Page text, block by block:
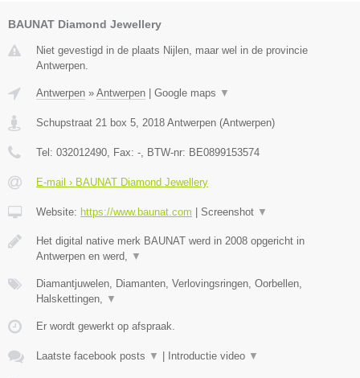
BAUNAT Diamond Jewellery
Niet gevestigd in de plaats Nijlen, maar wel in de provincie
Antwerpen.
Antwerpen » Antwerpen Google maps ▼
Schupstraat 21 box 5, 2018 Antwerpen (Antwerpen)
Tel: 032012490, Fax: -, BTW-nr: BE0899153574
E-mail › BAUNAT Diamond Jewellery
Website: https://www.baunat.com Screenshot ▼
Het digital native merk BAUNAT werd in 2008 opgericht in
Antwerpen en werd, ▼
Diamantjuwelen, Diamanten, Verlovingsringen, Oorbellen,
Halskettingen, ▼
Er wordt gewerkt op afspraak.
Laatste facebook posts ▼ Introductie video ▼